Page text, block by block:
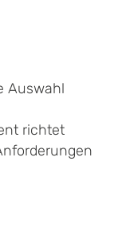
Auswahl
richtet